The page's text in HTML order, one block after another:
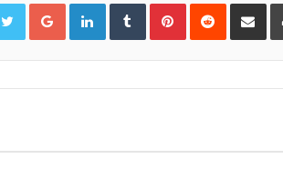
T
t
t
r
G
g
l
+
L
k
e
I
T
b
l
P
t
e
e
R
d
i
S
r
e
i
m